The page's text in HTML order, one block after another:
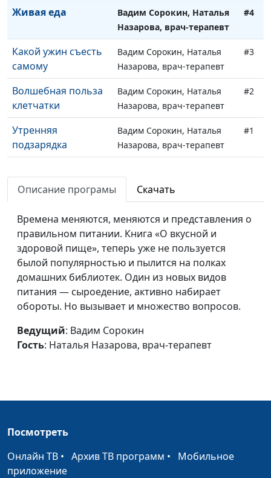
Живая еда
Вадим Сорокин, Наталья
Назарова, врач-терапевт
#4
Какой ужин съесть
самому
Вадим Сорокин, Наталья
Назарова, врач-терапевт
#3
Волшебная польза
клетчатки
Вадим Сорокин, Наталья
Назарова, врач-терапевт
#2
Утренняя
подзарядка
Вадим Сорокин, Наталья
Назарова, врач-терапевт
#1
Описание програмы Скачать
Времена меняются, меняются и представления о
правильном питании. Книга «О вкусной и
здоровой пище», теперь уже не пользуется
былой популярностью и пылится на полках
домашних библиотек. Один из новых видов
питания — сыроедение, активно набирает
обороты. Но вызывает и множество вопросов.
Ведущий: Вадим Сорокин
Гость: Наталья Назарова, врач-терапевт
Посмотреть
Онлайн ТВ • Архив ТВ программ • Мобильное
приложение